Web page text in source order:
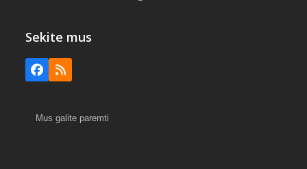
Sekite mus
Facebook
RSS
Mus galite paremti